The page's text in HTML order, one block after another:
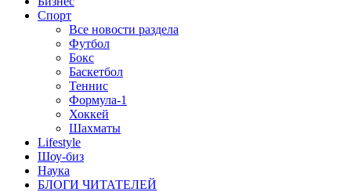
Спорт
Все новости раздела
Футбол
Бокс
Баскетбол
Теннис
Формула-1
Хоккей
Шахматы
Lifestyle
Шоу-биз
Наука
БЛОГИ ЧИТАТЕЛЕЙ